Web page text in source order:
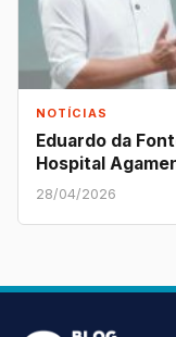
NOTÍCIAS
Eduardo da
Hospital
28/04/2026